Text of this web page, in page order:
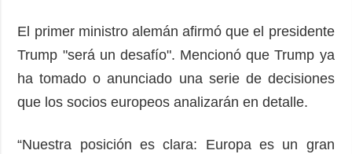
El primer ministro alemán afirmó que el presidente
Trump "será un desafío". Mencionó que Trump ya
ha tomado o anunciado una serie de decisiones
que los socios europeos analizarán en detalle.
“Nuestra posición es clara: Europa es un gran